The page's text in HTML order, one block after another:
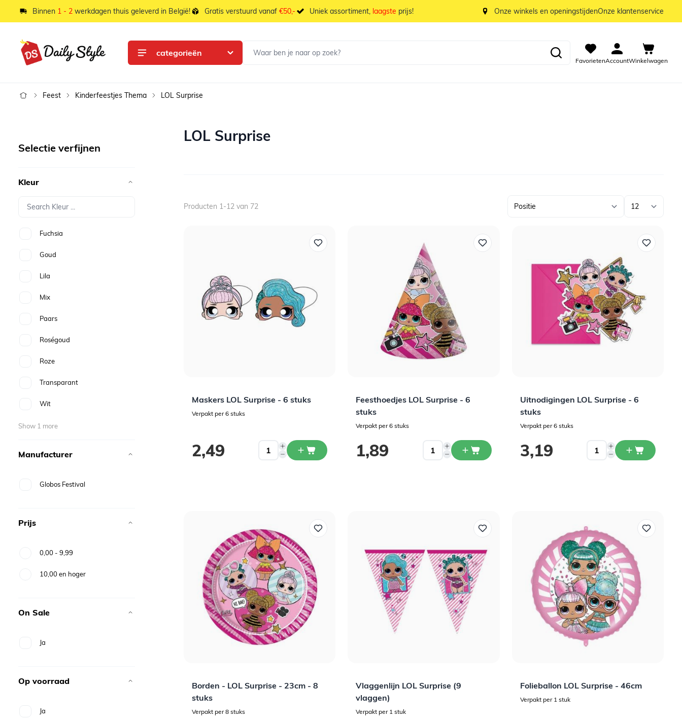
Ga naar de inhoud
Binnen 1 - 2 werkdagen thuis geleverd in België! Gratis verstuurd vanaf €50,- Uniek assortiment, laagste prijs! Onze winkels en openingstijdenOnze klantenservice
categorieën
FavorietenAccountWinkelwagen
Feest Kinderfeestjes Thema LOL Surprise
Selectie verfijnen
Kleur
Fuchsia
Goud
Lila
Mix
Paars
Roségoud
Roze
Transparant
Wit
Show 1 more
Manufacturer
Globos Festival
Prijs
0,00 - 9,99
10,00en hoger
On Sale
Ja
Op voorraad
Ja
LOL Surprise
Producten 1-12 van 72
Maskers LOL Surprise - 6 stuks
Verpakt per 6 stuks
2,49
Feesthoedjes LOL Surprise - 6
stuks
Verpakt per 6 stuks
1,89
Uitnodigingen LOL Surprise - 6
stuks
Verpakt per 6 stuks
3,19
Borden - LOL Surprise - 23cm - 8
stuks
Verpakt per 8 stuks
Vlaggenlijn LOL Surprise (9
vlaggen)
Verpakt per 1 stuk
Folieballon LOL Surprise - 46cm
Verpakt per 1 stuk